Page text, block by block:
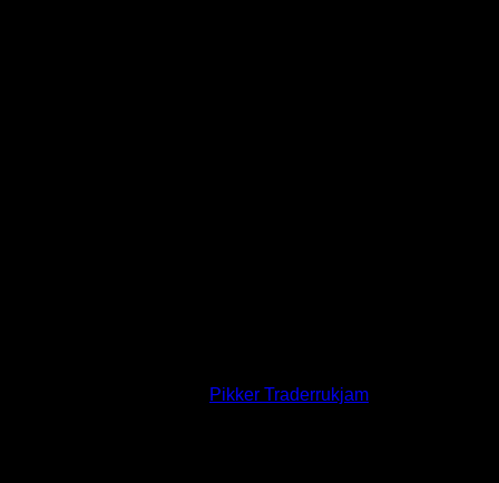
Pikker Traderrukjam